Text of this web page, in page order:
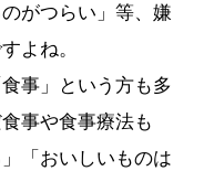
がつらい」等、嫌
よね。
事」という方も多
事や食事療法も
「おいしいものは